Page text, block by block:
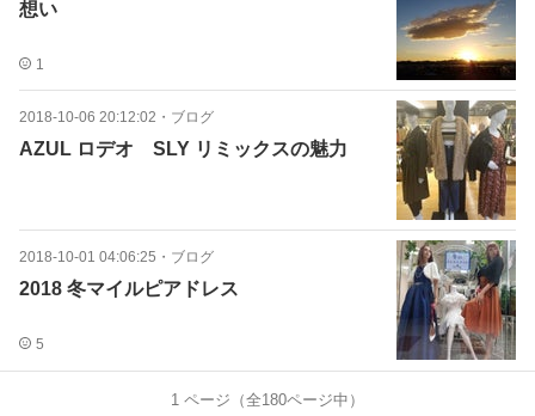
想い
1
2018-10-06 20:12:02 ・ ブログ
AZUL ロデオ SLY リミックスの魅力
2018-10-01 04:06:25 ・ ブログ
2018 冬マイルピアドレス
5
1 ページ（全180ページ中）